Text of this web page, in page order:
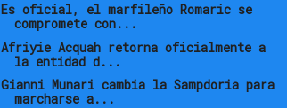
Es oficial, el marfileño Romaric se
compromete con...
Afriyie Acquah retorna oficialmente a
la entidad d...
Gianni Munari cambia la Sampdoria para
marcharse a...